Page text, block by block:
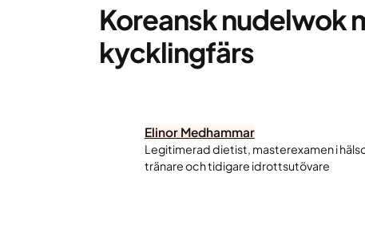
Koreansk nudelwok
kycklingfärs
Elinor Medhammar
Legitimerad dietist, masterexamen i
tränare och tidigare idrottsutövare